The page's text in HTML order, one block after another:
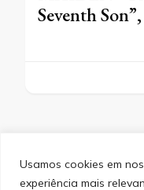
Usamos cookies em
experiência mais
Seventh
SITEMAP